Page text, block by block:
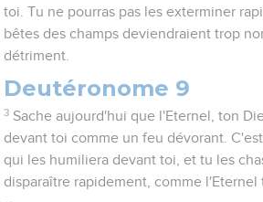
toi. Tu ne pourras pas les exterminer
bêtes des champs deviendraient trop
détriment.
Deutéronome 9
3 Sache aujourd'hui que l'Eternel, ton
devant toi comme un feu dévorant.
qui les humiliera devant toi, et tu les
disparaître rapidement, comme l'Eternel